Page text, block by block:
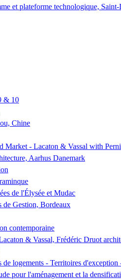
et plateforme technologique,
& 10
Chine
Market - Lacaton & Vassal with
Aarhus Danemark
de l'Élysée et Mudac
de Gestion, Bordeaux
contemporaine
& Vassal, Frédéric Druot
de logements - Territoires
pour l'aménagement et la